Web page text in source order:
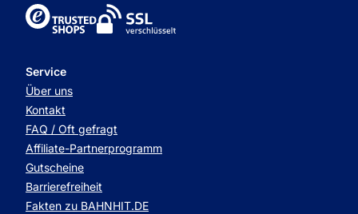
TrustedShops
Service
Über uns
Kontakt
FAQ / Oft gefragt
Affiliate-Partnerprogramm
Gutscheine
Barrierefreiheit
Fakten zu BAHNHIT.DE